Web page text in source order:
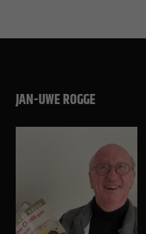
JAN-UWE ROGGE